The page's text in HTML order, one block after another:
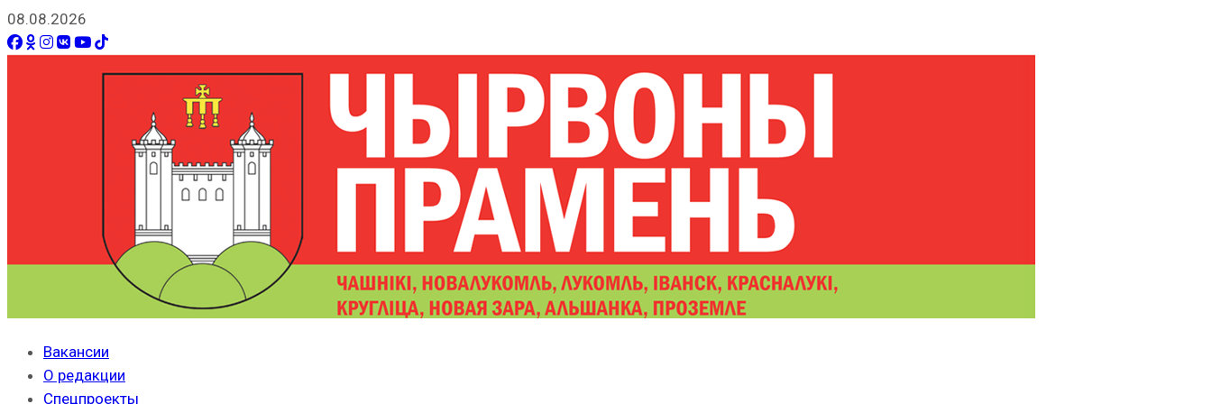
08.08.2026
Вакансии
О редакции
Спецпроекты